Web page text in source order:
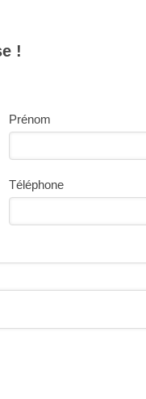
!
Prénom
Téléphone